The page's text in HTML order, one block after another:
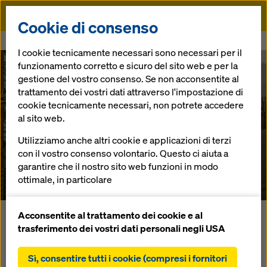
Doka
The House in
Mosfilmovskaya
Russia
Con "The House in Mosfilmovskaya" è nato un grattacielo in
prossimità degli studi cinematografici della famosa società
Mosfilm. Il grattacielo colpisce per i pilastri in calcestruzzo
che si inclinano verso lo spazio. "The House in
Cookie di consenso
I cookie tecnicamente necessari sono necessari per il
funzionamento corretto e sicuro del sito web e per la
gestione del vostro consenso. Se non acconsentite al
trattamento dei vostri dati attraverso l'impostazione di
cookie tecnicamente necessari, non potrete accedere
al sito web.
Utilizziamo anche altri cookie e applicazioni di terzi
con il vostro consenso volontario. Questo ci aiuta a
garantire che il nostro sito web funzioni in modo
ottimale, in particolare
nostro sito web (cookie funzionali e statistici),
facilitare un processo di acquisto senza problemi
statistici),
Acconsentite al trattamento dei cookie e al
trasferimento dei vostri dati personali negli USA
Sì, consentire tutti i cookie (compresi i fornitori